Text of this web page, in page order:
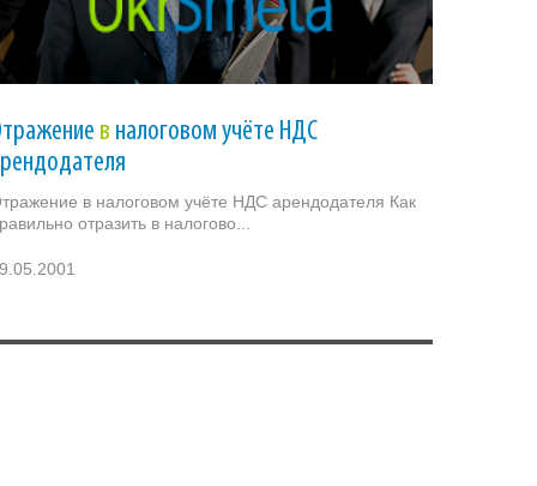
в налоговом учёте НДС
в налоговом учёте НДС арендодателя Как
отразить в налогово...